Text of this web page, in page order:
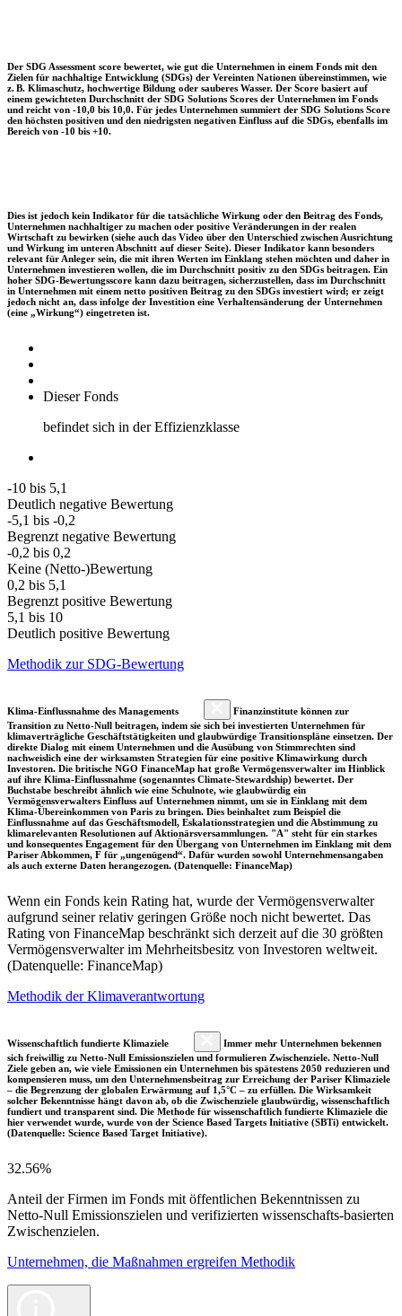
Der SDG Assessment score bewertet, wie gut die Unternehmen in einem Fonds mit den
Zielen für nachhaltige Entwicklung (SDGs) der Vereinten Nationen übereinstimmen, wie
z. B. Klimaschutz, hochwertige Bildung oder sauberes Wasser. Der Score basiert auf
einem gewichteten Durchschnitt der SDG Solutions Scores der Unternehmen im Fonds
und reicht von -10,0 bis 10,0. Für jedes Unternehmen summiert der SDG Solutions Score
den höchsten positiven und den niedrigsten negativen Einfluss auf die SDGs, ebenfalls im
Bereich von -10 bis +10.
Dies ist jedoch kein Indikator für die tatsächliche Wirkung oder den Beitrag des Fonds,
Unternehmen nachhaltiger zu machen oder positive Veränderungen in der realen
Wirtschaft zu bewirken (siehe auch das Video über den Unterschied zwischen Ausrichtung
und Wirkung im unteren Abschnitt auf dieser Seite). Dieser Indikator kann besonders
relevant für Anleger sein, die mit ihren Werten im Einklang stehen möchten und daher in
Unternehmen investieren wollen, die im Durchschnitt positiv zu den SDGs beitragen. Ein
hoher SDG-Bewertungsscore kann dazu beitragen, sicherzustellen, dass im Durchschnitt
in Unternehmen mit einem netto positiven Beitrag zu den SDGs investiert wird; er zeigt
jedoch nicht an, dass infolge der Investition eine Verhaltensänderung der Unternehmen
(eine „Wirkung“) eingetreten ist.
Dieser Fonds
befindet sich in der Effizienzklasse
-10 bis 5,1
Deutlich negative Bewertung
-5,1 bis -0,2
Begrenzt negative Bewertung
-0,2 bis 0,2
Keine (Netto-)Bewertung
0,2 bis 5,1
Begrenzt positive Bewertung
5,1 bis 10
Deutlich positive Bewertung
Methodik zur SDG-Bewertung
Klima-Einflussnahme des Managements
Finanzinstitute können zur
Transition zu Netto-Null beitragen, indem sie sich bei investierten Unternehmen für
klimaverträgliche Geschäftstätigkeiten und glaubwürdige Transitionspläne einsetzen. Der
direkte Dialog mit einem Unternehmen und die Ausübung von Stimmrechten sind
nachweislich eine der wirksamsten Strategien für eine positive Klimawirkung durch
Investoren. Die britische NGO FinanceMap hat große Vermögensverwalter im Hinblick
auf ihre Klima-Einflussnahme (sogenanntes Climate-Stewardship) bewertet. Der
Buchstabe beschreibt ähnlich wie eine Schulnote, wie glaubwürdig ein
Vermögensverwalters Einfluss auf Unternehmen nimmt, um sie in Einklang mit dem
Klima-Übereinkommen von Paris zu bringen. Dies beinhaltet zum Beispiel die
Einflussnahme auf das Geschäftsmodell, Eskalationsstrategien und die Abstimmung zu
klimarelevanten Resolutionen auf Aktionärsversammlungen. "A" steht für ein starkes
und konsequentes Engagement für den Übergang von Unternehmen im Einklang mit dem
Pariser Abkommen, F für „ungenügend“. Dafür wurden sowohl Unternehmensangaben
als auch externe Daten herangezogen. (Datenquelle: FinanceMap)
Wenn ein Fonds kein Rating hat, wurde der Vermögensverwalter
aufgrund seiner relativ geringen Größe noch nicht bewertet. Das
Rating von FinanceMap beschränkt sich derzeit auf die 30 größten
Vermögensverwalter im Mehrheitsbesitz von Investoren weltweit.
(Datenquelle: FinanceMap)
Methodik der Klimaverantwortung
Wissenschaftlich fundierte Klimaziele
Immer mehr Unternehmen bekennen
sich freiwillig zu Netto-Null Emissionszielen und formulieren Zwischenziele. Netto-Null
Ziele geben an, wie viele Emissionen ein Unternehmen bis spätestens 2050 reduzieren und
kompensieren muss, um den Unternehmensbeitrag zur Erreichung der Pariser Klimaziele
– die Begrenzung der globalen Erwärmung auf 1,5°C – zu erfüllen. Die Wirksamkeit
solcher Bekenntnisse hängt davon ab, ob die Zwischenziele glaubwürdig, wissenschaftlich
fundiert und transparent sind. Die Methode für wissenschaftlich fundierte Klimaziele die
hier verwendet wurde, wurde von der Science Based Targets Initiative (SBTi) entwickelt.
(Datenquelle: Science Based Target Initiative).
32.56%
Anteil der Firmen im Fonds mit öffentlichen Bekenntnissen zu
Netto-Null Emissionszielen und verifizierten wissenschafts-basierten
Zwischenzielen.
Unternehmen, die Maßnahmen ergreifen Methodik